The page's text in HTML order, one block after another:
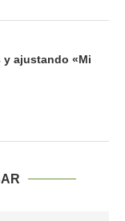
ajustando «Mi